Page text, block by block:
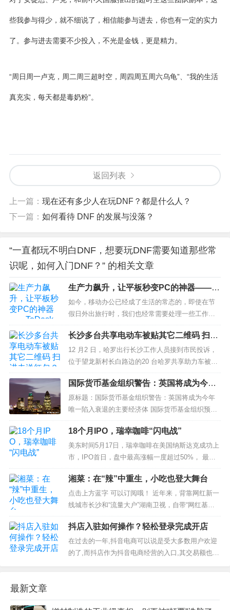
些我参与得少，就不细说了，相信能参与进去，你也有一定的实力
了。参与进去需要不少投入，不光是金钱，更是精力。
“周日周一卢克，周二周三超时空，周四周五周六乌龟”、“我的生活
真充实，每天都是毒奶粉”。
返回列表
上一篇： 现在还有多少人在玩DNF？都是什么人？
下一篇： 如何看待 DNF 的发展与没落？
“一直都玩不明白DNF，想要玩DNF需要知道那些常
识呢，如何入门DNF？” 的相关文章
生产力飙升，让平板秒变PC的神器——T
oDesk远程控制
如今，移动办公已经成了生活的常态的，即使在节
假日外出旅行时，我们也经常需要处理一些工作。
出差or旅行时，我们习惯于带笔记本电脑。从长远来
看，这是非常麻烦的。毕竟，无论笔记本电脑有多
轻，它总是一个巨大的负担。...
长沙多台共享电动车被贴其它二维码 扫进
去送红包？
12 月2 日，哈罗出行长沙工作人员接到市民投诉，
位于望龙新村长白路边的20 台哈罗共享助力车被人
在二维码上做了手脚，张贴了其他公司的" 二维
码"，工作人员赶到时，立即对这些车辆的二维码进
行了清洗。...
国际货币基金组织警告：英国将成为今年
唯一陷入衰退的主要经济体
原标题：国际货币基金组织警告：英国将成为今年
唯一陷入衰退的主要经济体 国际货币基金组织预
测，英国经济今年将收缩0.6%，比10月份的预测还
要低0.9个百分点。 根据国际货币基金组织的数据，
英国将成为今年七国集团(G7)中唯一经历衰退的经
济体。 在世界经济...
18个月IPO，瑞幸咖啡“闪电战”
美东时间5月17日，瑞幸咖啡在美国纳斯达克成功上
市，IPO首日，盘中最高涨幅一度超过50%， 最终
收盘报20.38美元，较IPO发行价17美元/股上涨19.8
8％，市值47.4亿美元。这个股票代码为“LK”的“小蓝
杯”，是今年在纳斯达克IPO融资规模最大的亚洲公
司。这次IPO也成...
湘菜：在“辣”中重生，小吃也登大舞台
点击上方蓝字 可以订阅哦！ 近年来，背靠网红新一
线城市长沙和“流量大户”湖南卫视，自带“网红基因”
的湘菜“出圈”似乎已不是新鲜事。2020年，湘菜代表
炊烟小炒黄牛肉等菜品的出席，让湖南卫视春晚直
播现场变“吃播现场”。2021年春节前夕，由湖南卫
视、湖南时代华影文化传媒有限...
抖店入驻如何操作？轻松登录完成开店
在过去的一年,抖音电商可以说是受大多数用户欢迎
的了,而抖店作为抖音电商经营的入口,其交易额也在
白来讲,有关抖店入驻的知识还是一片茫然。...
最新文章